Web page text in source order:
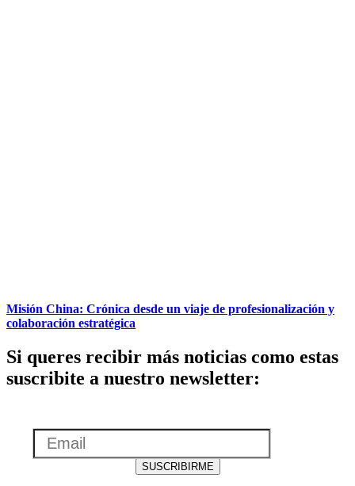
Misión China: Crónica desde un viaje de profesionalización y
colaboración estratégica
Si queres recibir más noticias como estas
suscribite a nuestro newsletter:
SUSCRIBIRME